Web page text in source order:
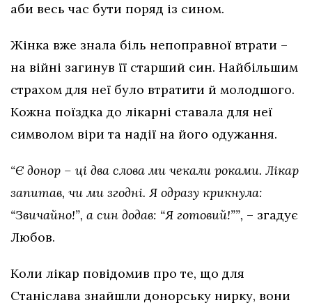
аби весь час бути поряд із сином.
Жінка вже знала біль непоправної втрати –
на війні загинув її старший син. Найбільшим
страхом для неї було втратити й молодшого.
Кожна поїздка до лікарні ставала для неї
символом віри та надії на його одужання.
“Є донор – ці два слова ми чекали роками. Лікар
запитав, чи ми згодні. Я одразу крикнула:
“Звичайно!”, а син додав: “Я готовий!””, – згадує
Любов.
Коли лікар повідомив про те, що для
Станіслава знайшли донорську нирку, вони